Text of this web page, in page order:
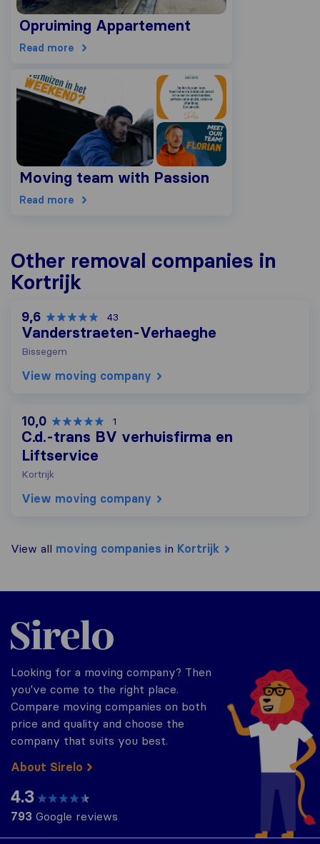
Opruiming Appartement
Read more
Moving team with Passion
Read more
Other removal companies in
Kortrijk
9,6 43
Vanderstraeten-Verhaeghe
Bissegem
View moving company
10,0 1
C.d.-trans BV verhuisfirma en
Liftservice
Kortrijk
View moving company
View all moving companies in Kortrijk
Sirelo.be
Looking for a moving company? Then
you've come to the right place.
Compare moving companies on both
price and quality and choose the
company that suits you best.
About Sirelo
4.3
793 Google reviews